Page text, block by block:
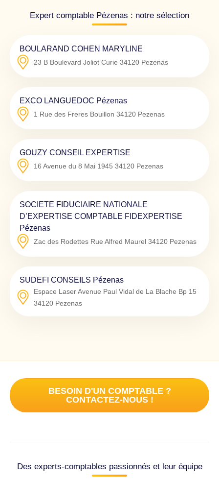
Expert comptable Pézenas : notre sélection
BOULARAND COHEN MARYLINE
23 B Boulevard Joliot Curie 34120 Pezenas
EXCO LANGUEDOC Pézenas
1 Rue des Freres Bouillon 34120 Pezenas
GOUZY CONSEIL EXPERTISE
16 Avenue du 8 Mai 1945 34120 Pezenas
SOCIETE FIDUCIAIRE NATIONALE
D’EXPERTISE COMPTABLE FIDEXPERTISE
Pézenas
Zac des Rodettes Rue Alfred Maurel 34120 Pezenas
SUDEFI CONSEILS Pézenas
Espace Laser Avenue Paul Vidal de La Blache Bp 15
34120 Pezenas
BESOIN D'UN COMPTABLE ?
CONTACTEZ-NOUS !
Des experts-comptables passionnés et leur équipe